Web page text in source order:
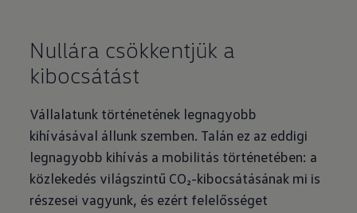
Nullára csökkentjük a
kibocsátást
Vállalatunk történetének legnagyobb
kihívásával állunk szemben. Talán ez az eddigi
legnagyobb kihívás a mobilitás történetében: a
közlekedés világszintű CO₂-kibocsátásának mi is
részesei vagyunk, és ezért felelősséget